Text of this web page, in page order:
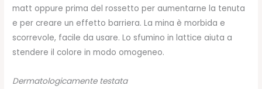
era:
20,00€.
è:
15,90€.
matt oppure prima del rossetto per aumentarne la tenuta
e per creare un effetto barriera. La mina è morbida e
scorrevole, facile da usare. Lo sfumino in lattice aiuta a
stendere il colore in modo omogeneo.
Dermatologicamente testata